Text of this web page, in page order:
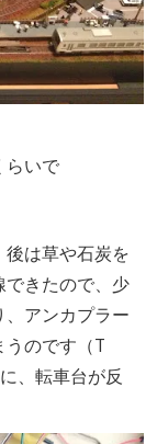
らいで
後は草や石炭を
できたので、少
、アンカプラー
うのです（T
、転車台が反